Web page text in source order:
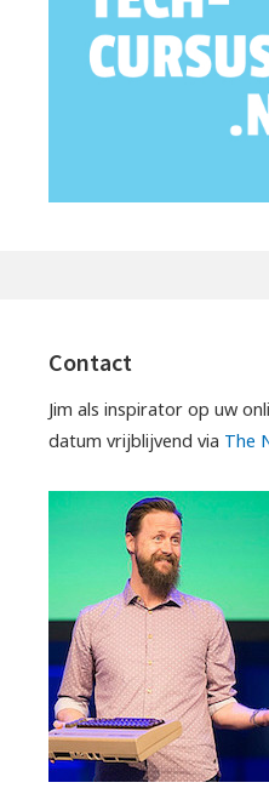
Contact
Jim als inspirator op uw
datum vrijblijvend via The